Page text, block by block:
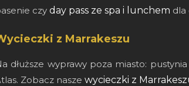
czy day pass ze spa i lunchem dla
z Marrakeszu
dłuższe wyprawy poza miasto:
Zobacz nasze wycieczki z